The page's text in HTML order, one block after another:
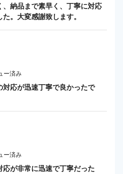
、納品まで素早く、丁寧に対応
。大変感謝致します。
ー済み
対応が迅速丁寧で良かったで
ー済み
が非常に迅速で丁寧だった